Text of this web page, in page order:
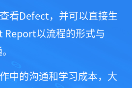
看Defect，并可以直接生
Report以流程的形式与
中的沟通和学习成本，大